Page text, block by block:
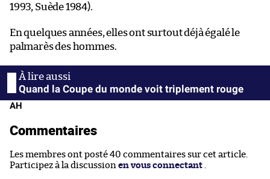
1993, Suède 1984).
En quelques années, elles ont surtout déjà égalé le
palmarès des hommes.
Quand la Coupe du monde voit triplement rouge
AH
Commentaires
Les membres ont posté 40 commentaires sur cet article.
Participez à la discussion en vous connectant